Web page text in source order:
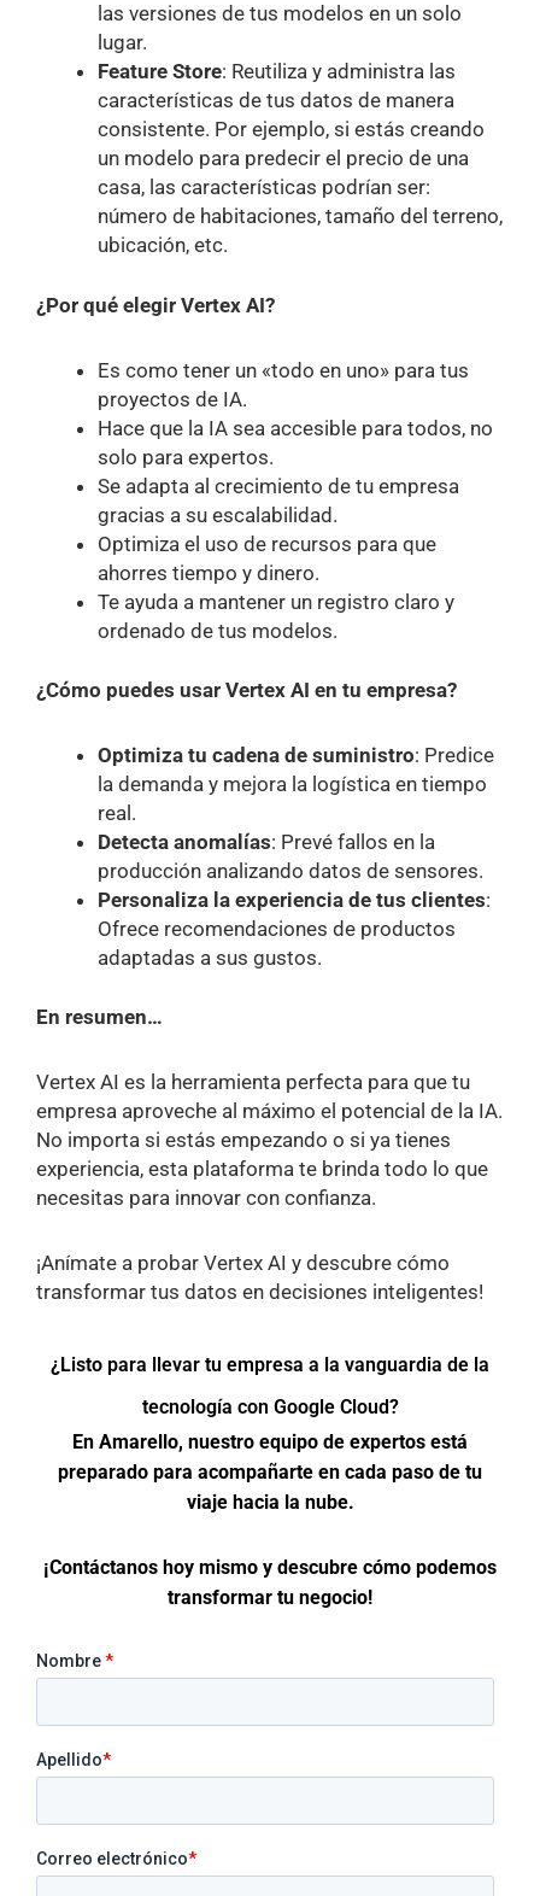
las versiones de tus modelos en un solo
lugar.
Feature Store: Reutiliza y administra las
características de tus datos de manera
consistente. Por ejemplo, si estás creando
un modelo para predecir el precio de una
casa, las características podrían ser:
número de habitaciones, tamaño del terreno,
ubicación, etc.
¿Por qué elegir Vertex AI?
Es como tener un «todo en uno» para tus
proyectos de IA.
Hace que la IA sea accesible para todos, no
solo para expertos.
Se adapta al crecimiento de tu empresa
gracias a su escalabilidad.
Optimiza el uso de recursos para que
ahorres tiempo y dinero.
Te ayuda a mantener un registro claro y
ordenado de tus modelos.
¿Cómo puedes usar Vertex AI en tu empresa?
Optimiza tu cadena de suministro: Predice
la demanda y mejora la logística en tiempo
real.
Detecta anomalías: Prevé fallos en la
producción analizando datos de sensores.
Personaliza la experiencia de tus clientes:
Ofrece recomendaciones de productos
adaptadas a sus gustos.
En resumen…
Vertex AI es la herramienta perfecta para que tu
empresa aproveche al máximo el potencial de la IA.
No importa si estás empezando o si ya tienes
experiencia, esta plataforma te brinda todo lo que
necesitas para innovar con confianza.
¡Anímate a probar Vertex AI y descubre cómo
transformar tus datos en decisiones inteligentes!
¿Listo para llevar tu empresa a la vanguardia de la
tecnología con Google Cloud?
En Amarello, nuestro equipo de expertos está
preparado para acompañarte en cada paso de tu
viaje hacia la nube.
¡Contáctanos hoy mismo y descubre cómo podemos
transformar tu negocio!